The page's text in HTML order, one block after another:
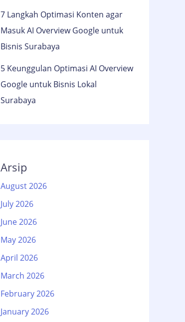
7 Langkah Optimasi Konten agar
Masuk AI Overview Google untuk
Bisnis Surabaya
5 Keunggulan Optimasi AI Overview
Google untuk Bisnis Lokal
Surabaya
Arsip
August 2026
July 2026
June 2026
May 2026
April 2026
March 2026
February 2026
January 2026